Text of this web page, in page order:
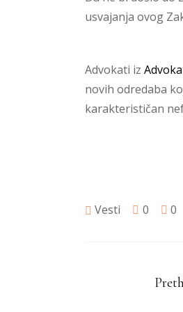
usvajanja ovog
Advokati iz
novih odredaba
karakterističan
Vesti 0 0